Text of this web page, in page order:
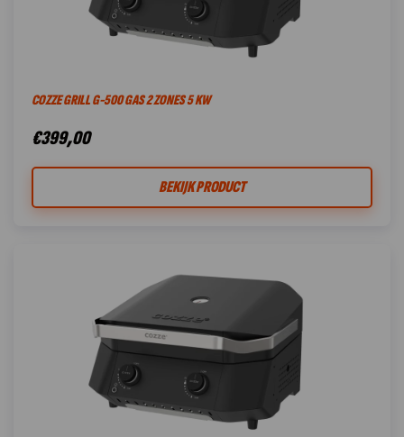
COZZE GRILL G-500 GAS 2 ZONES 5 KW
€399,00
BEKIJK PRODUCT